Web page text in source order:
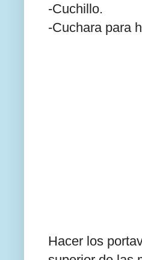
-Cuchillo.
-Cuchara para
Hacer los